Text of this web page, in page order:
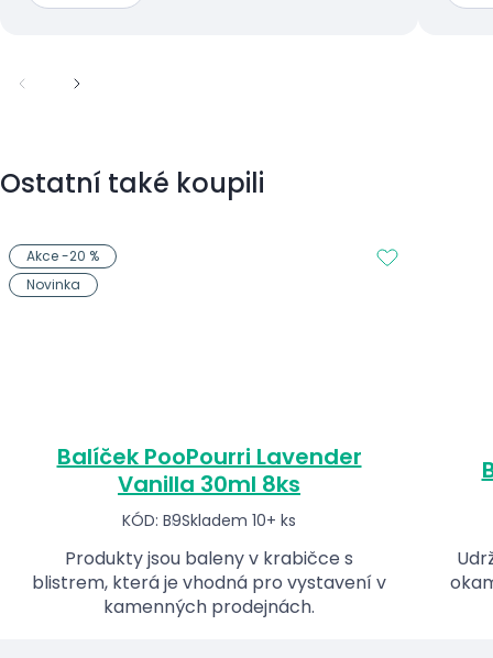
Ostatní také koupili
Balíček PooPourri Lavender
Vanilla 30ml 8ks
KÓD: B9Skladem 10+ ks
Produkty jsou baleny v krabičce s
blistrem, která je vhodná pro vystavení v
kamenných prodejnách.
Akce -20 %
Novinka